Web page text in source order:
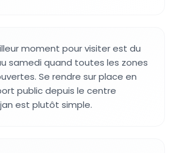
moment pour visiter est du
samedi quand toutes les zones
Se rendre sur place en
public depuis le centre
est plutôt simple.